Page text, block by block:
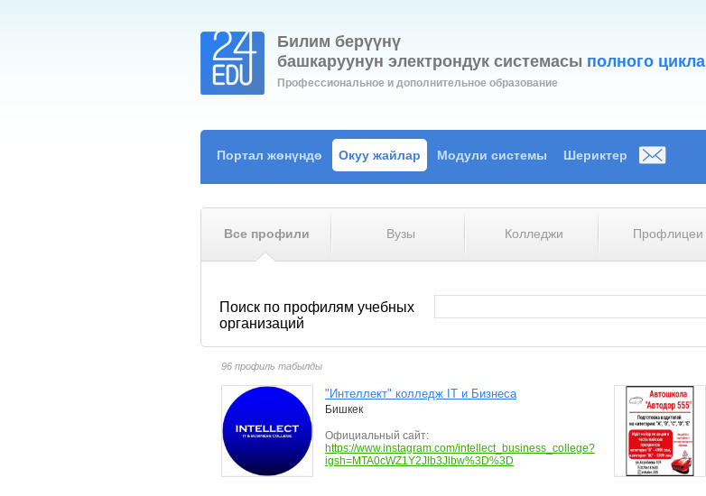
Билим берүүнү
башкаруунун электрондук системасы полного цикла
Профессиональное и дополнительное образование
Портал жөнүндө Окуу жайлар Модули системы Шериктер
Все профили Вузы Колледжи Профлицеи
Поиск по профилям учебных
организаций
96 профиль табылды
"Интеллект" колледж IT и Бизнеса
Бишкек
Официальный сайт:
https://www.instagram.com/intellect_business_college?
igsh=MTA0cWZ1Y2Jlb3Jlbw%3D%3D